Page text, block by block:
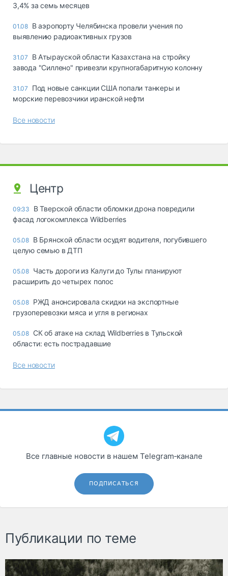
3,4% за семь месяцев
01.08 В аэропорту Челябинска провели учения по
выявлению радиоактивных грузов
31.07
В Атырауской области Казахстана на стройку
завода "Силлено" привезли крупногабаритную колонну
31.07
Под новые санкции США попали танкеры и
морские перевозчики иранской нефти
Все новости
Центр
09:33
В Тверской области обломки дрона повредили
фасад логокомплекса Wildberries
05.08 В Брянской области осудят водителя, погубившего
целую семью в ДТП
05.08 Часть дороги из Калуги до Тулы планируют
расширить до четырех полос
05.08 РЖД анонсировала скидки на экспортные
грузоперевозки мяса и угля в регионах
05.08 СК об атаке на склад Wildberries в Тульской
области: есть пострадавшие
Все новости
Все главные новости в нашем Telegram‑канале
ПОДПИСАТЬСЯ
Публикации по теме